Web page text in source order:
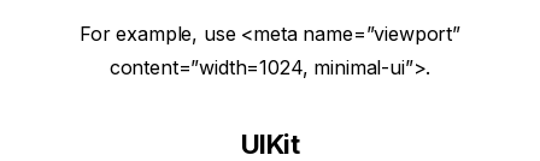
For example, use <meta name=”viewport”
content=”width=1024, minimal-ui”>.
UIKit